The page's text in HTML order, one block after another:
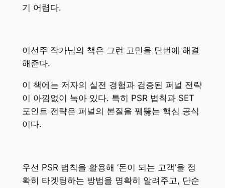
기 어렵다.
이선주 작가님의 책은 그런 고민을 단번에 해결
해준다.
이 책에는 저자의 실전 경험과 검증된 퍼널 전략
이 아낌없이 녹아 있다. 특히 PSR 법칙과 SET
포인트 전략은 퍼널의 본질을 꿰뚫는 핵심 공식
이다.
우선 PSR 법칙을 활용해 ‘돈이 되는 고객’을 정
확히 타겟팅하는 방법을 명확히 알려주고, 단순